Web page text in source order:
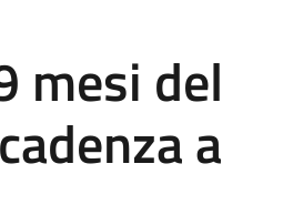
mesi del
a